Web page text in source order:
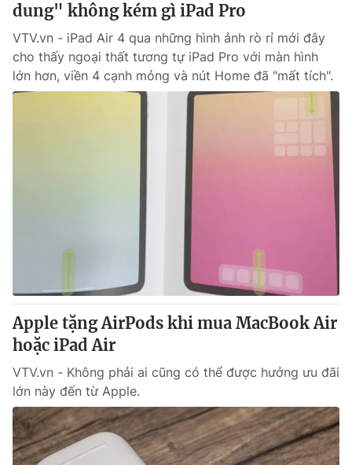
dung" không kém gì iPad Pro
VTV.vn - iPad Air 4 qua những hình ảnh rò rỉ mới đây
cho thấy ngoại thất tương tự iPad Pro với màn hình
lớn hơn, viền 4 cạnh mỏng và nút Home đã "mất tích".
Apple tặng AirPods khi mua MacBook Air
hoặc iPad Air
VTV.vn - Không phải ai cũng có thể được hưởng ưu đãi
lớn này đến từ Apple.